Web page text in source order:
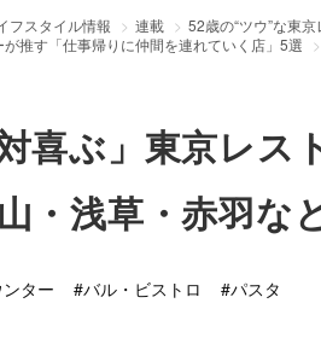
フスタイル情報 連載
52歳の“ツウ”な東
推す「仕事帰りに仲間を連れていく店」5選
喜ぶ」東京レ
・浅草・赤羽な
ター #バル・ビストロ
#パスタ